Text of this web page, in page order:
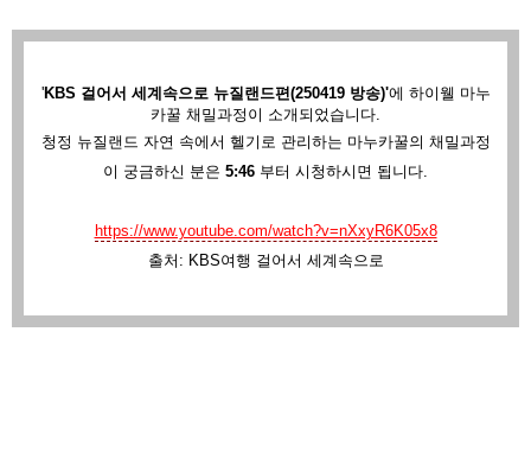
'KBS 걸어서 세계속으로 뉴질랜드편(250419 방송)'에 하이웰 마누
카꿀 채밀과정이 소개되었습니다.
청정 뉴질랜드 자연 속에서 헬기로 관리하는 마누카꿀의 채밀과정
이 궁금하신 분은 5:46 부터 시청하시면 됩니다.
https://www.youtube.com/watch?v=nXxyR6K05x8
출처: KBS여행 걸어서 세계속으로